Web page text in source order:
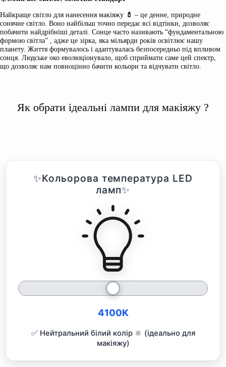
Найкраще світло для нанесення макіяжу 💄 – це денне, природне
сонячне світло. Воно найбільш точно передає всі відтінки, дозволяє
побачити найдрібніші деталі. Сонце часто називають “фундаментальною
формою світла” , адже це зірка, яка мільярди років освітлює нашу
планету. Життя формувалось і адаптувалась безпосередньо під впливом
сонця. Людське око еволюціонувало, щоб сприймати саме цей спектр,
що дозволяє нам повноцінно бачити кольори та відчувати світло.
Як обрати ідеальні лампи для макіяжу ?
✨Кольорова температура LED
ламп✨
4100K
✅ Нейтральний білий колір 🔆 (ідеально для
макіяжу)